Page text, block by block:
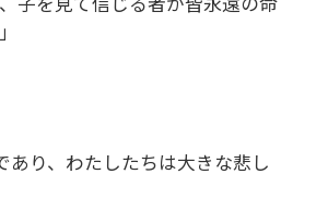
り、わたしたちは大きな悲し